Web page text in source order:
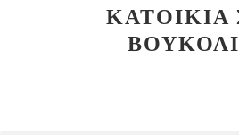
ΚΑΤΟΙΚΙΑ